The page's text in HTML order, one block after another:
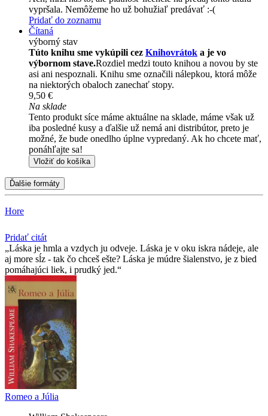
vypršala. Nemôžeme ho už bohužiaľ predávať :-(
Pridať do zoznamu
Čítaná
výborný stav
Túto knihu sme vykúpili cez Knihovrátok a je vo
výbornom stave.Rozdiel medzi touto knihou a novou by ste
asi ani nespoznali. Knihu sme označili nálepkou, ktorá môže
na niektorých obaloch zanechať stopy.
9,50 €
Na sklade
Tento produkt síce máme aktuálne na sklade, máme však už
iba posledné kusy a ďalšie už nemá ani distribútor, preto je
možné, že bude onedlho úplne vypredaný. Ak ho chcete mať,
ponáhľajte sa!
Vložiť do košíka
Ďalšie formáty
Hore
Pridať citát
Láska je hmla a vzdych ju odveje. Láska je v oku iskra nádeje, ale
aj more sĺz - tak čo chceš ešte? Láska je múdre šialenstvo, je z bied
pomáhajúci liek, i prudký jed.
Romeo a Júlia